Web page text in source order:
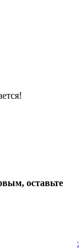
оставьте